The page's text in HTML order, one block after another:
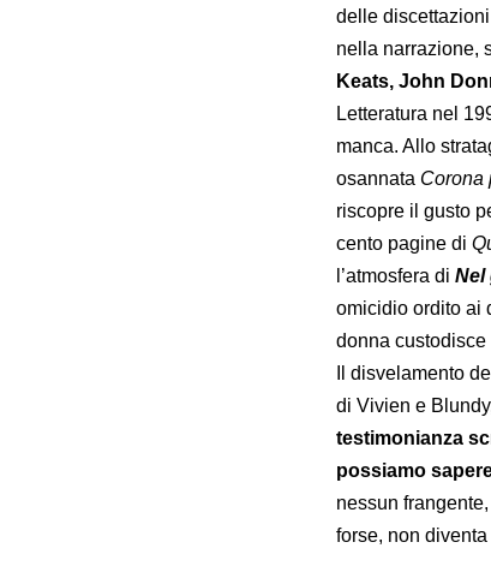
delle
nella narrazione,
Keats, John
Letteratura nel
manca. Allo
osannata Corona
riscopre il gusto
cento pagine di
l’atmosfera di Nel
omicidio ordito ai
donna custodisce
Il disvelamento
di Vivien e
testimonianza
possiamo
nessun
forse, non